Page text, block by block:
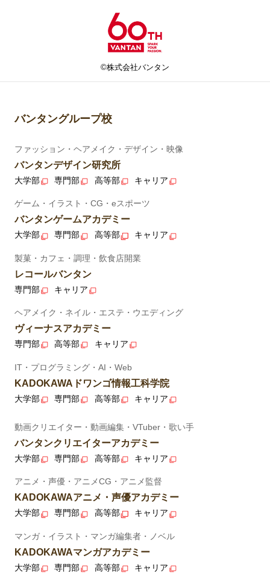
©株式会社バンタン
バンタングループ校
ファッション・ヘアメイク・デザイン・映像
バンタンデザイン研究所
大学部 専門部 高等部 キャリア
ゲーム・イラスト・CG・eスポーツ
バンタンゲームアカデミー
大学部 専門部 高等部 キャリア
製菓・カフェ・調理・飲食店開業
レコールバンタン
専門部 キャリア
ヘアメイク・ネイル・エステ・ウエディング
ヴィーナスアカデミー
専門部 高等部 キャリア
IT・プログラミング・AI・Web
KADOKAWAドワンゴ情報工科学院
大学部 専門部 高等部 キャリア
動画クリエイター・動画編集・VTuber・歌い手
バンタンクリエイターアカデミー
大学部 専門部 高等部 キャリア
アニメ・声優・アニメCG・アニメ監督
KADOKAWAアニメ・声優アカデミー
大学部 専門部 高等部 キャリア
マンガ・イラスト・マンガ編集者・ノベル
KADOKAWAマンガアカデミー
大学部 専門部 高等部 キャリア